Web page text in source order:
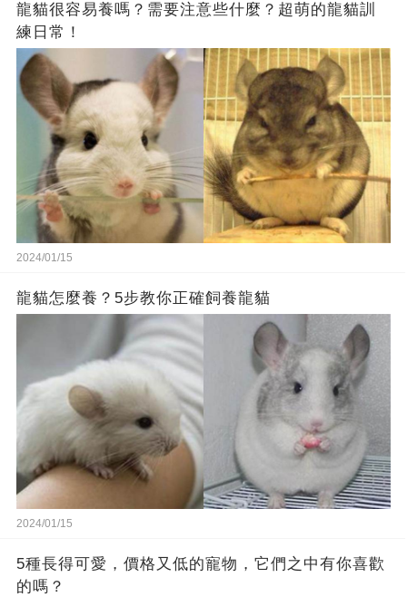
龍貓很容易養嗎？需要注意些什麼？超萌的龍貓訓
練日常！
2024/01/15
龍貓怎麼養？5步教你正確飼養龍貓
2024/01/15
5種長得可愛，價格又低的寵物，它們之中有你喜歡
的嗎？